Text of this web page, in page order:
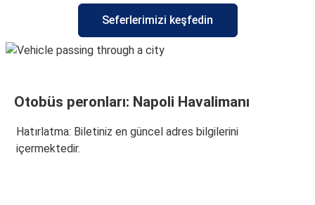
Seferlerimizi keşfedin
Otobüs peronları: Napoli Havalimanı
Hatırlatma: Biletiniz en güncel adres bilgilerini
içermektedir.